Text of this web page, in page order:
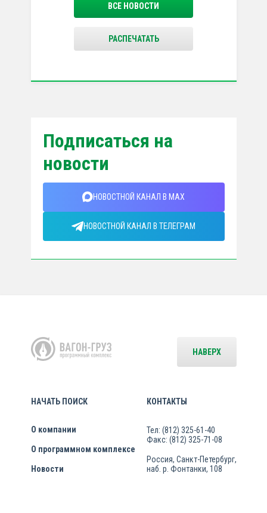
ВСЕ НОВОСТИ
РАСПЕЧАТАТЬ
Подписаться на
новости
НОВОСТНОЙ КАНАЛ В MAX
НОВОСТНОЙ КАНАЛ В ТЕЛЕГРАМ
НАЧАТЬ ПОИСК
О компании
О программном комплексе
Новости
КОНТАКТЫ
Тел: (812) 325-61-40
Факс: (812) 325-71-08
Россия, Санкт-Петербург,
наб. р. Фонтанки, 108
НАВЕРХ